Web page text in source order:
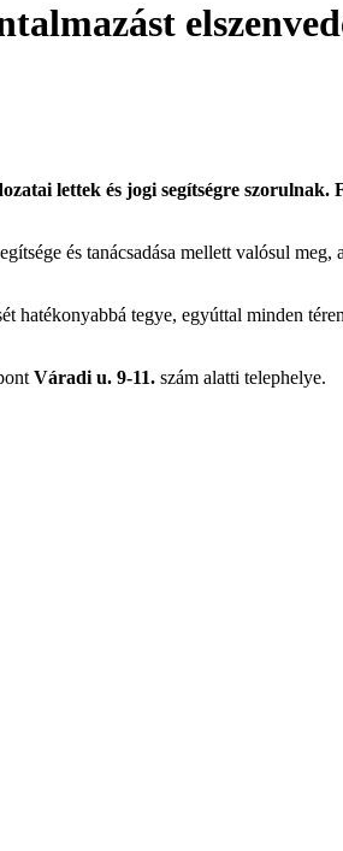
lettek és jogi segítségre
és tanácsadása mellett valósul meg,
hatékonyabbá tegye, egyúttal minden
Váradi u. 9-11. szám alatti telephelye.